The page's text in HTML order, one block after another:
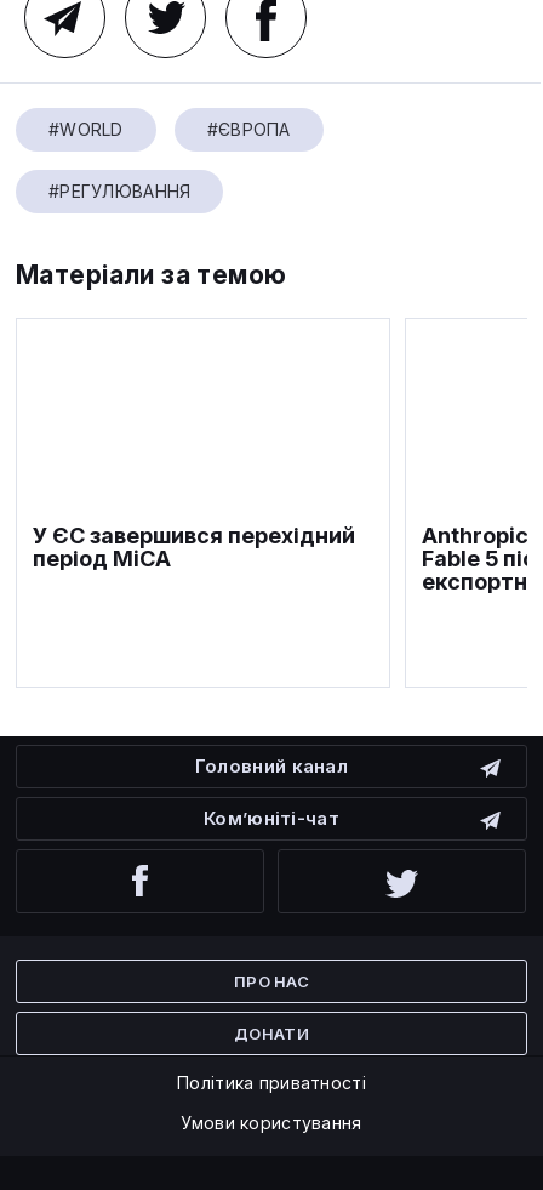
#WORLD #ЄВРОПА
#РЕГУЛЮВАННЯ
Матеріали за темою
У ЄС завершився перехідний
період MiCA
Anthropic
Fable 5
Головний канал
Ком’юніті-чат
ПРО НАС
ДОНАТИ
Політика приватності
Умови користування